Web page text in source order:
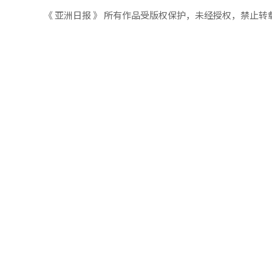
《 亚洲日报 》 所有作品受版权保护，未经授权，禁止转